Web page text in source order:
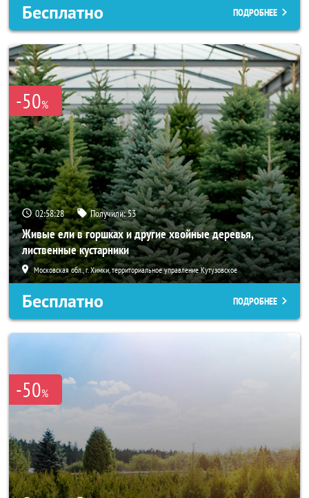
Бесплатно ПОДРОБНЕЕ
-50%
02:58:27 Получили:53
Живые ели в горшках и другие хвойные деревья,
лиственные кустарники
Московская обл., г. Химки, территориальное управление Кутузовское
Бесплатно ПОДРОБНЕЕ
-50%